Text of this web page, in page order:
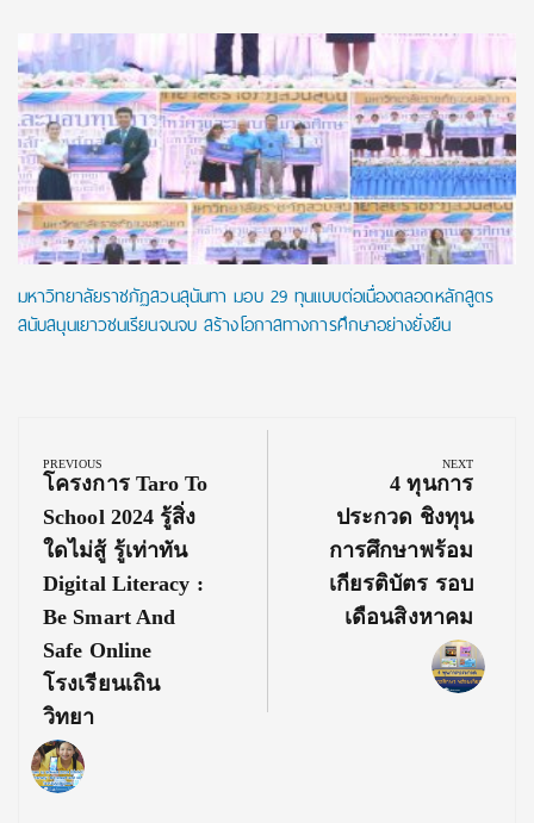
มหาวิทยาลัยราชภัฏสวนสุนันทา มอบ 29 ทุนแบบต่อเนื่องตลอดหลักสูตร
สนับสนุนเยาวชนเรียนจนจบ สร้างโอกาสทางการศึกษาอย่างยั่งยืน
navigation
PREVIOUS
Previous
Post:
โครงการ Taro To
School 2024 รู้สิ่ง
ใดไม่สู้ รู้เท่าทัน
Digital Literacy :
Be Smart And
Safe Online
โรงเรียนเถิน
วิทยา
NEXT
Next
Post:
4 ทุนการ
ประกวด ชิงทุน
การศึกษาพร้อม
เกียรติบัตร รอบ
เดือนสิงหาคม